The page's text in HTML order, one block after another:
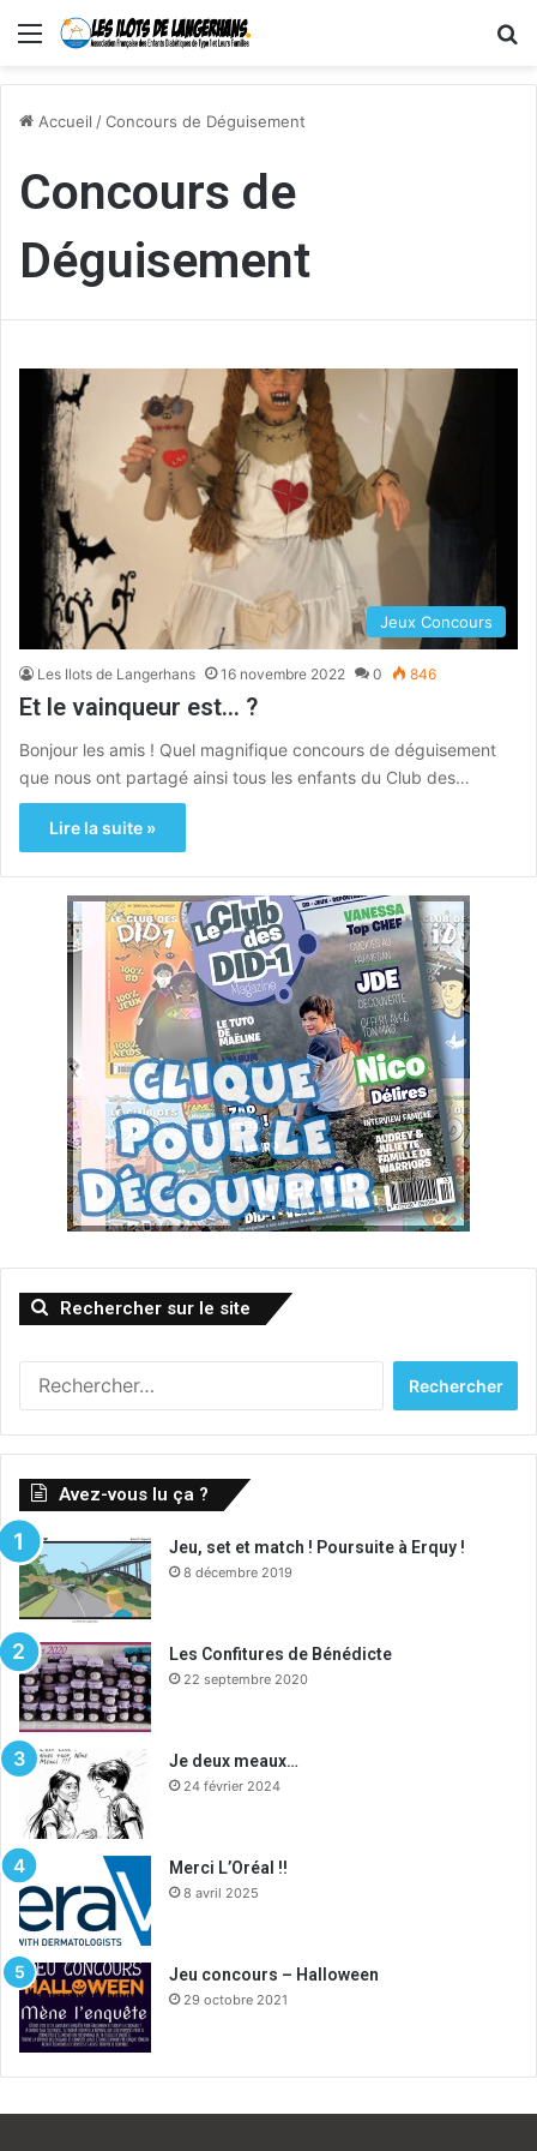
Menu
Accueil /Concours de Déguisement
Concours de
Déguisement
Jeux Concours
Les Ilots de Langerhans 16 novembre 2022 0 846
Et le vainqueur est… ?
Bonjour les amis ! Quel magnifique concours de déguisement
que nous ont partagé ainsi tous les enfants du Club des…
Lire la suite »
Rechercher sur le site
h
h
:
Avez-vous lu ça ?
Jeu, set et match ! Poursuite à Erquy !
8 décembre 2019
Les Confitures de Bénédicte
22 septembre 2020
Je deux meaux…
24 février 2024
Merci L’Oréal !!
8 avril 2025
Jeu concours – Halloween
29 octobre 2021